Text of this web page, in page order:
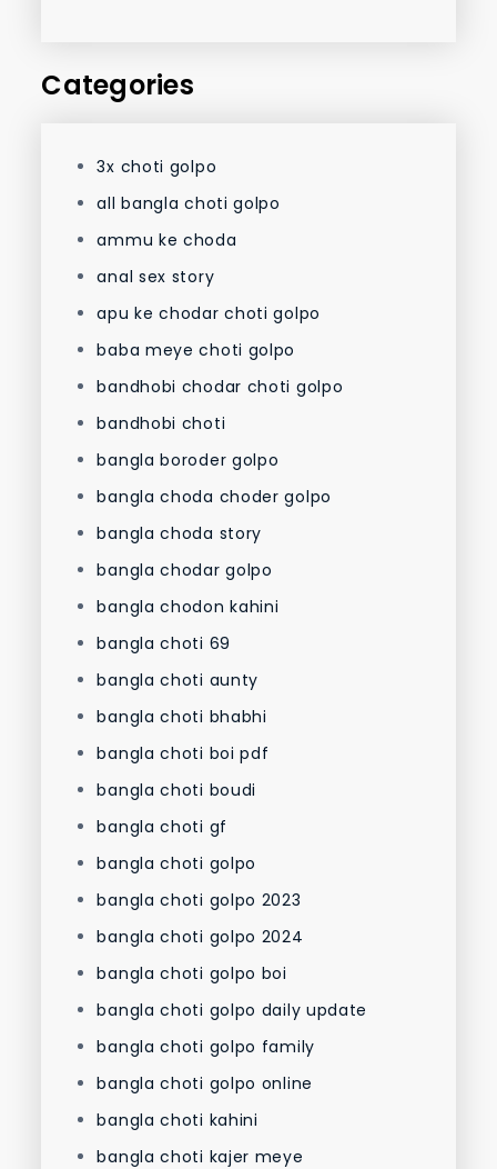
Categories
3x choti golpo
all bangla choti golpo
ammu ke choda
anal sex story
apu ke chodar choti golpo
baba meye choti golpo
bandhobi chodar choti golpo
bandhobi choti
bangla boroder golpo
bangla choda choder golpo
bangla choda story
bangla chodar golpo
bangla chodon kahini
bangla choti 69
bangla choti aunty
bangla choti bhabhi
bangla choti boi pdf
bangla choti boudi
bangla choti gf
bangla choti golpo
bangla choti golpo 2023
bangla choti golpo 2024
bangla choti golpo boi
bangla choti golpo daily update
bangla choti golpo family
bangla choti golpo online
bangla choti kahini
bangla choti kajer meye